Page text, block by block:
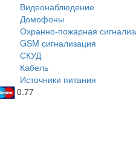
Видеонаблюдение
Домофоны
Охранно-пожарная
GSM сигнализация
СКУД
Кабель
Источники питания
0.77